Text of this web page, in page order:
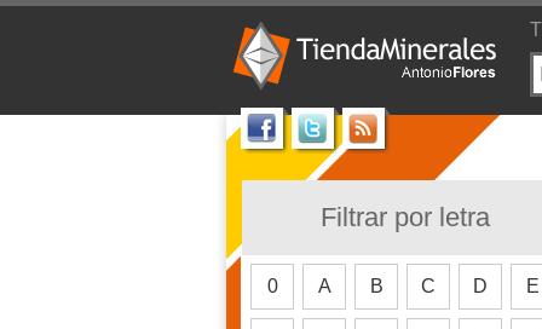
Filtrar por letra
0 A B C D E